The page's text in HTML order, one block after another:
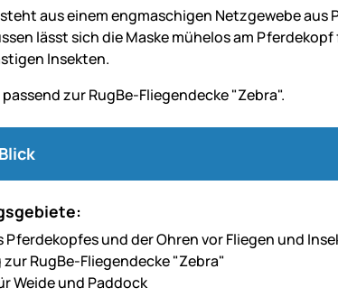
aus einem engmaschigen Netzgewebe
lässt sich die Maske mühelos am
Insekten.
passend zur RugBe-Fliegendecke "Zebra".
Pferdekopfes und der Ohren vor Fliegen und
RugBe-Fliegendecke "Zebra"
Weide und Paddock